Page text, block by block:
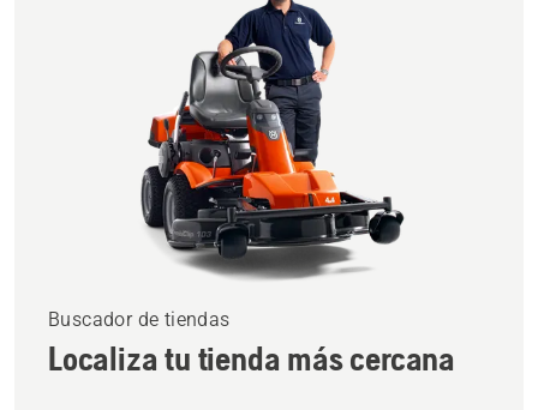
Buscador de tiendas
Localiza tu tienda más cercana